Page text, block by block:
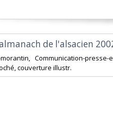
de l'alsacien
Communication-
couverture illustr.‎